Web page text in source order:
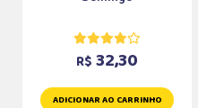
R$ 32,30
ADICIONAR AO CARRINHO